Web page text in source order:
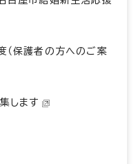
（保護者の方へのご案
します